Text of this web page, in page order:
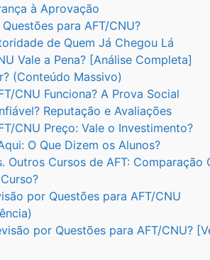
à Aprovação
para AFT/CNU?
de Quem Já Chegou Lá
Vale a Pena? [Análise Completa]
(Conteúdo Massivo)
CNU Funciona? A Prova Social
Reputação e Avaliações
CNU Preço: Vale o Investimento?
O Que Dizem os Alunos?
Outros Cursos de AFT: Comparação
por Questões para AFT/CNU
por Questões para AFT/CNU?